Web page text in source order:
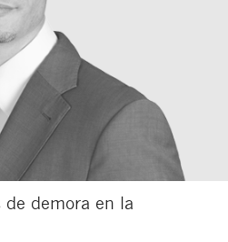
demora en la